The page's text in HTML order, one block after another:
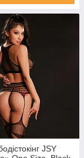
JSY